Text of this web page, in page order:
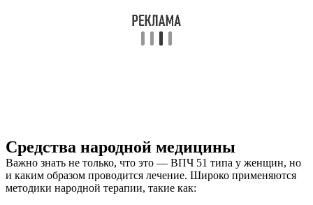
Средства народной медицины
Важно знать не только, что это — ВПЧ 51 типа у женщин, но
и каким образом проводится лечение. Широко применяются
методики народной терапии, такие как: